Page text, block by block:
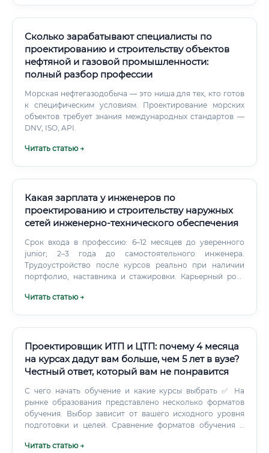
Сколько зарабатывают специалисты по
проектированию и строительству объектов
нефтяной и газовой промышленности:
полный разбор профессии
Морская нефтегазодобыча — это ниша для тех, кто готов
к специфическим условиям. Проектирование морских
объектов требует знания международных стандартов —
DNV, ISO, API.
Читать статью →
Какая зарплата у инженеров по
проектированию и строительству наружных
сетей инженерно‑технического обеспечения
Срок входа в профессию: 6–12 месяцев до уверенного
junior; 2–3 года до самостоятельного инженера.
Трудоустройство после курсов реально при наличии
портфолио, наставника и стажировки. Карьерный рост
будет востребована минимум в горизонте 10 лет.
Читать статью →
Проектировщик ИТП и ЦТП: почему 4 месяца
на курсах дадут вам больше, чем 5 лет в вузе?
Честный ответ, который вам не понравится
С чего начать обучение и какие курсы выбрать ✅ На
рынке образования представлено несколько форматов
обучения. Выбор зависит от вашего исходного уровня
подготовки и целей. Сравнение форматов обучения ⚡
огромный массив теоретических знаний — строительная
Читать статью →